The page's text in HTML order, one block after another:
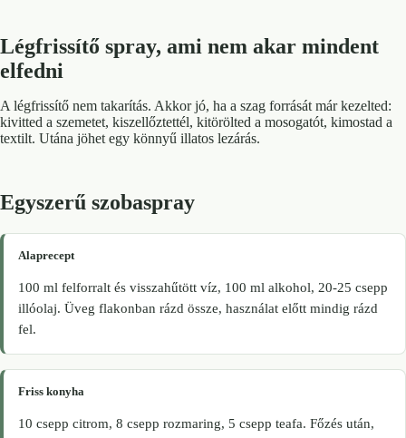
Légfrissítő spray, ami nem akar mindent
elfedni
A légfrissítő nem takarítás. Akkor jó, ha a szag forrását már kezelted:
kivitted a szemetet, kiszellőztettél, kitörölted a mosogatót, kimostad a
textilt. Utána jöhet egy könnyű illatos lezárás.
Egyszerű szobaspray
Alaprecept
100 ml felforralt és visszahűtött víz, 100 ml alkohol, 20-25 csepp
illóolaj. Üveg flakonban rázd össze, használat előtt mindig rázd
fel.
Friss konyha
10 csepp citrom, 8 csepp rozmaring, 5 csepp teafa. Főzés után,